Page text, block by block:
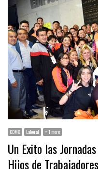
CDMX Laboral + 1 more
Un Exito las
Hijos de